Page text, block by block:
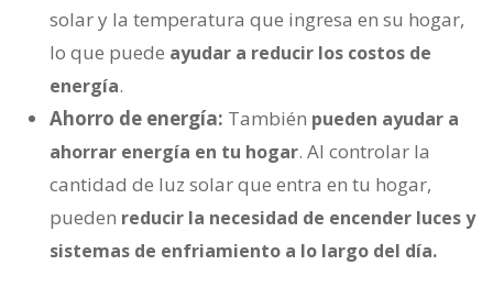
solar y la temperatura que ingresa en su hogar,
lo que puede ayudar a reducir los costos de
energía.
Ahorro de energía: También pueden ayudar a
ahorrar energía en tu hogar. Al controlar la
cantidad de luz solar que entra en tu hogar,
pueden reducir la necesidad de encender luces y
sistemas de enfriamiento a lo largo del día.